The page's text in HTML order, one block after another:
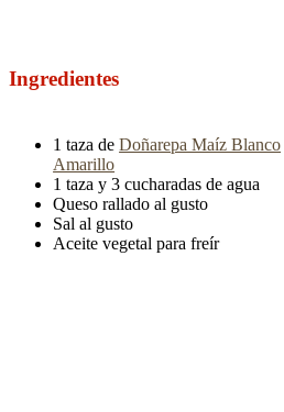
Ingredientes
1 taza deDoñarepa Maíz Blanco
Amarillo
1 taza y 3 cucharadas de agua
Queso rallado al gusto
Sal al gusto
Aceite vegetal para freír